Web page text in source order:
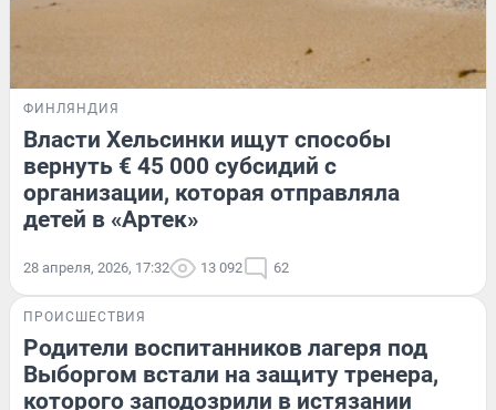
ФИНЛЯНДИЯ
Власти Хельсинки ищут способы
вернуть € 45 000 субсидий с
организации, которая отправляла
детей в «Артек»
28 апреля, 2026, 17:32 13 092 62
ПРОИСШЕСТВИЯ
Родители воспитанников лагеря под
Выборгом встали на защиту тренера,
которого заподозрили в истязании